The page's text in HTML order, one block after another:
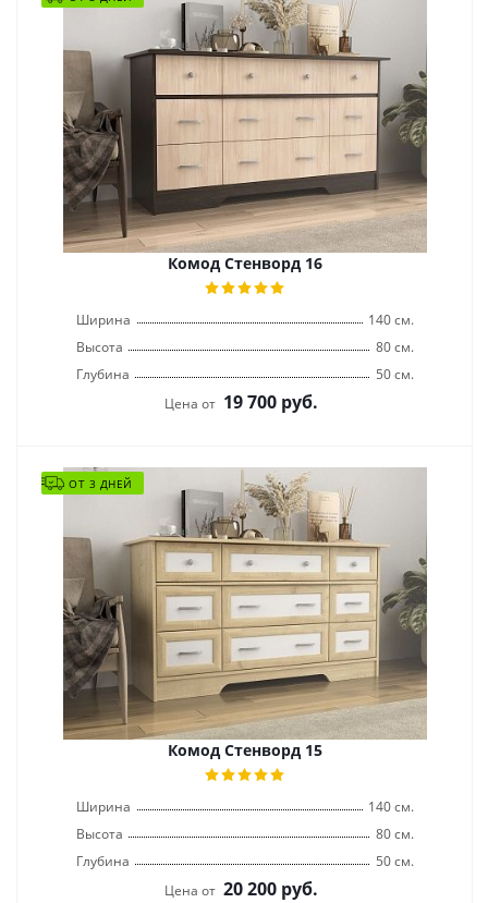
Комод Стенворд 16
Ширина
140 см.
Высота
80 см.
Глубина
50 см.
Цена от 19 700 руб.
ОТ 3 ДНЕЙ
Комод Стенворд 15
Ширина
140 см.
Высота
80 см.
Глубина
50 см.
Цена от 20 200 руб.